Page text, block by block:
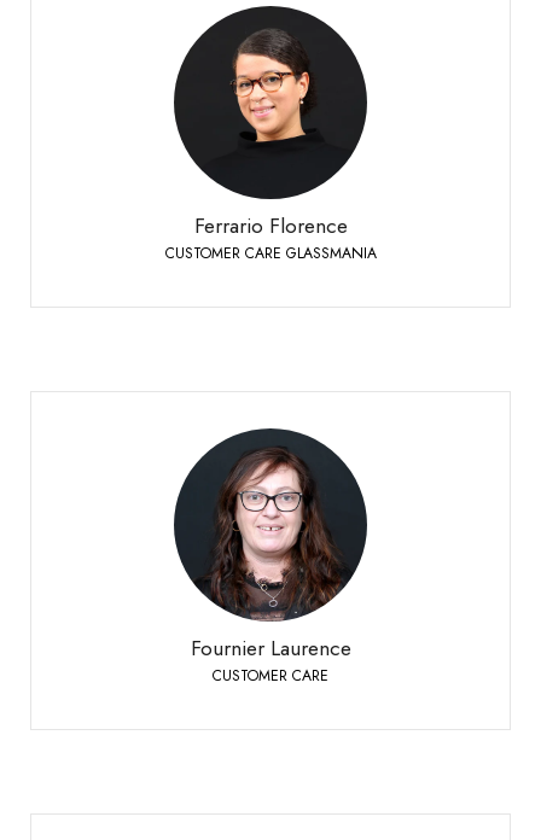
Ferrario Florence
CUSTOMER CARE GLASSMANIA
Ferrario Florence
CUSTOMER CARE GLASSMANIA
Siders
Telefon:
+41 27 451 25 40
Fournier Laurence
CUSTOMER CARE
Fournier Laurence
CUSTOMER CARE
Siders
Telefon:
+41 27 451 25 25